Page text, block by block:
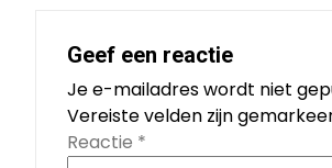
Geef een reactie
Je e-mailadres wordt niet
Vereiste velden zijn
Reactie *